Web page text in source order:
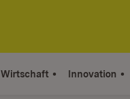
Wirtschaft Innovation